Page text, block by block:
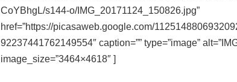
CoYBhgL/s144-o/IMG_20171124_150826.jpg”
href=”https://picasaweb.google.com/
92237441762149554″ caption=”” type=”image”
image_size=”3464×4618″ ]